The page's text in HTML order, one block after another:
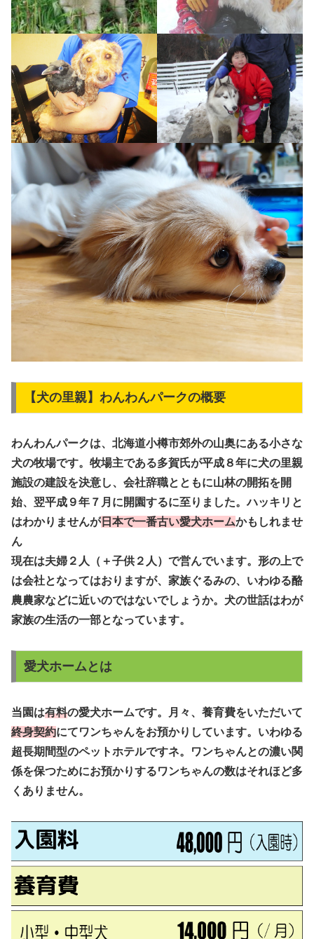
【犬の里親】わんわんパークの概要
わんわんパークは、北海道小樽市郊外の山奥にある小さな
犬の牧場です。牧場主である多賀氏が平成８年に犬の里親
施設の建設を決意し、会社辞職とともに山林の開拓を開
始、翌平成９年７月に開園するに至りました。ハッキリと
はわかりませんが 日本で一番古い愛犬ホームかもしれませ
ん
現在は夫婦２人（＋子供２人）で営んでいます。形の上で
は会社となってはおりますが、家族ぐるみの、いわゆる酪
農農家などに近いのではないでしょうか。犬の世話はわが
家族の生活の一部となっています。
愛犬ホームとは
当園は有料の愛犬ホームです。月々、養育費をいただいて
終身契約にてワンちゃんをお預かりしています。いわゆる
超長期間型のペットホテルですネ。ワンちゃんとの濃い関
係を保つためにお預かりするワンちゃんの数はそれほど多
くありません。